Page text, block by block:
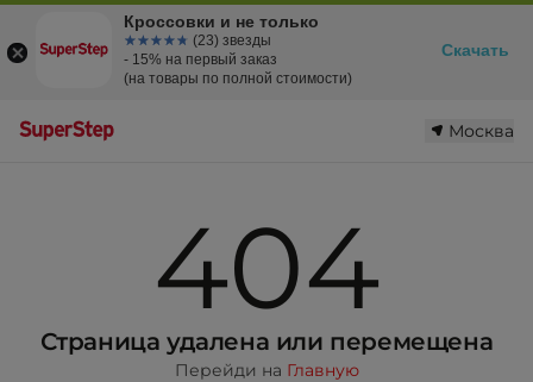
Москва
404
Страница удалена или перемещена
Перейди на Главную
Кроссовки и не только
☆☆☆☆☆
★★★★★ (23) звезды
- 15% на первый заказ
(на товары по полной стоимости)
Скачать